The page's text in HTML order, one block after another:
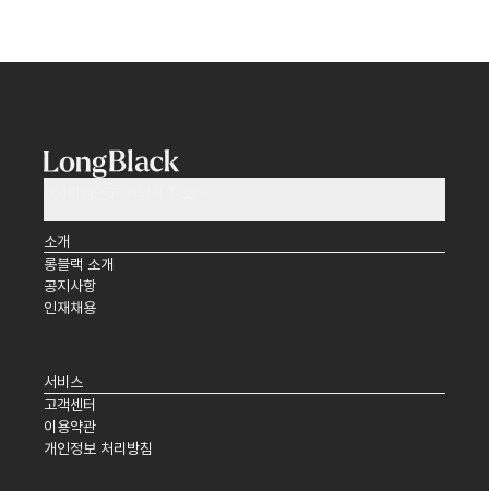
소개
롱블랙 소개
공지사항
인재채용
서비스
고객센터
이용약관
개인정보 처리방침